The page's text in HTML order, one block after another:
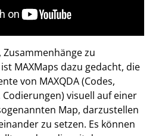
Zusammenhänge zu
MAXMaps dazu gedacht, die
von MAXQDA (Codes,
visuell auf einer
Map, darzustellen
zu setzen. Es können